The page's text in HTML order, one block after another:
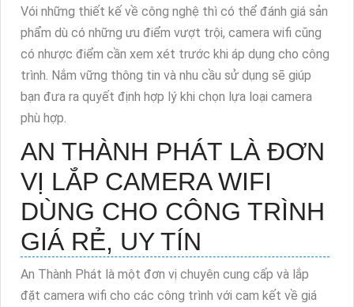
Vói những thiết kế về công nghệ thì có thể đánh giá sản
phẩm dù có những ưu điểm vượt trội, camera wifi cũng
có nhược điểm cần xem xét trước khi áp dụng cho công
trình. Nắm vững thông tin và nhu cầu sử dụng sẽ giúp
bạn đưa ra quyết định hợp lý khi chọn lựa loại camera
phù hợp.
AN THÀNH PHÁT LÀ ĐƠN
VỊ LẮP CAMERA WIFI
DÙNG CHO CÔNG TRÌNH
GIÁ RẺ, UY TÍN
An Thành Phát là một đơn vị chuyên cung cấp và lắp
đặt camera wifi cho các công trình với cam kết về giá